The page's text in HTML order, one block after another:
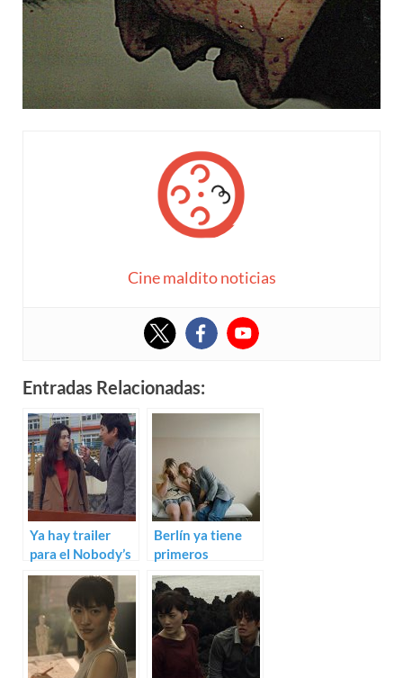
Cine maldito noticias
Entradas Relacionadas:
Ya hay trailer
para el Nobody’s
Daughter
Haewon de Hong
Sang-soo
Berlín ya tiene
primeros
nombres: Van
Sant, Sang-soo y
Seidl